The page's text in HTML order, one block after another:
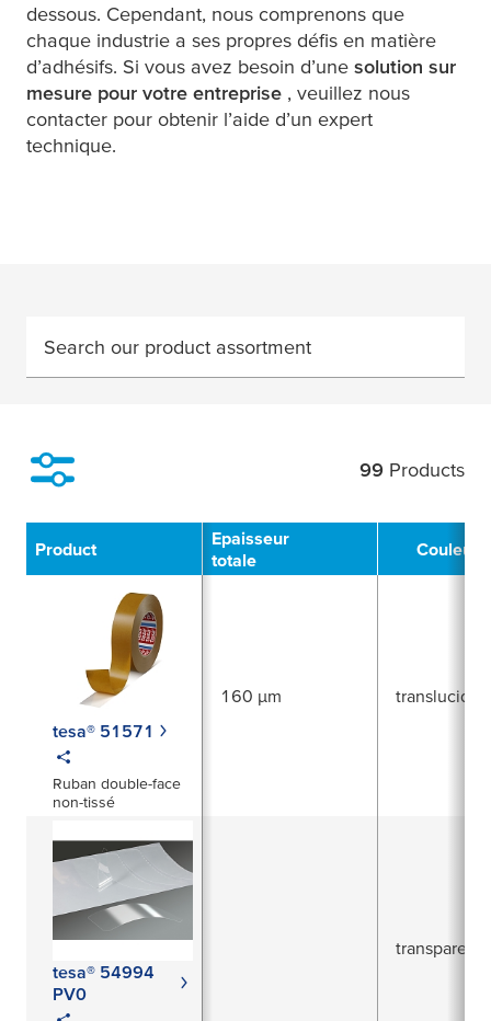
dessous. Cependant, nous comprenons que
chaque industrie a ses propres défis en matière
d’adhésifs. Si vous avez besoin d’une solution sur
mesure pour votre entreprise , veuillez nous
contacter pour obtenir l’aide d’un expert
technique.
Search our product assortment
99 Products
Product
Epaisseur
totale
Couleur
tesa® 51571
Ruban double-face
non-tissé
160 µm translucide
tesa® 54994
PV0
transparent